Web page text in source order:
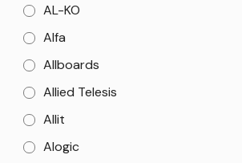
AL-KO
Alfa
Allboards
Allied Telesis
Allit
Alogic